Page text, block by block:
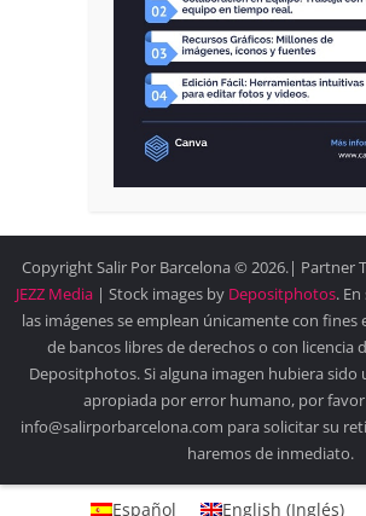
Copyright Salir Por Barcelona © 2026.| Partner
JEZZ Media | Stock images by Depositphotos.
las imágenes se emplean únicamente con
de bancos libres de derechos o con licencia
Depositphotos. Si alguna imagen hubiera sido
apropiada por error humano, por
info@salirporbarcelona.com para solicitar su
haremos de inmediato.
Español English (Inglés)